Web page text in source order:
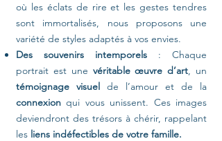
où les éclats de rire et les gestes tendres
sont immortalisés, nous proposons une
variété de styles adaptés à vos envies.
Des souvenirs intemporels : Chaque
portrait est une véritable œuvre d’art, un
témoignage visuel de l’amour et de la
connexion qui vous unissent. Ces images
deviendront des trésors à chérir, rappelant
les liens indéfectibles de votre famille.